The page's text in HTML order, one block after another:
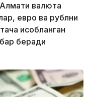
валюта
евро ва рублни
ҳисобланган
беради